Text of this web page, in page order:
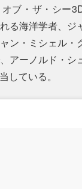
ブ・ザ・シー
る海洋学者、ジ
ン・ミシェル・
アーノルド・シ
している。